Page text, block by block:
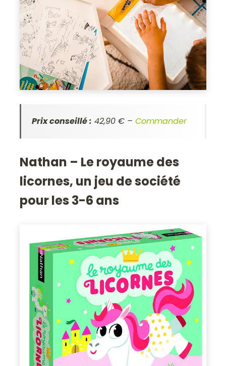
Prix conseillé : 42,90 € –Commander
Nathan – Le royaume des
licornes, un jeu de société
pour les 3-6 ans